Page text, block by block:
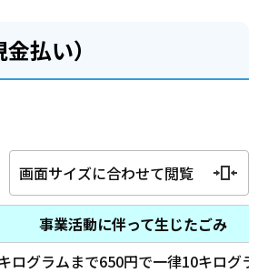
払い）
画面サイズに合わせて閲覧
事業活動に伴って生じたごみ
ログラムまで650円で一律10キログ